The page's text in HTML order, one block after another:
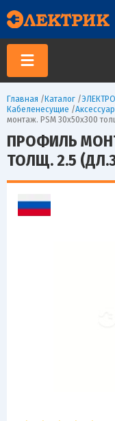
Главная /Каталог /
Кабеленесущие /
монтаж. PSM 30х50х300
ПРОФИЛЬ
ТОЛЩ. 2.5